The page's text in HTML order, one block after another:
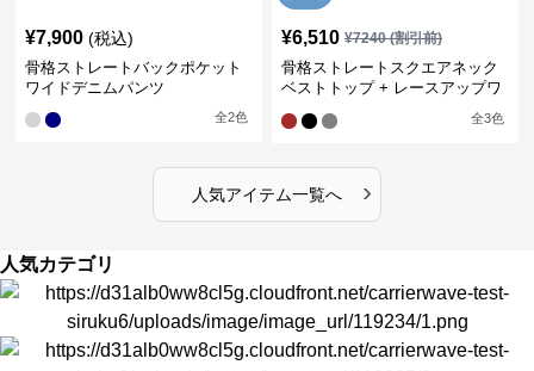
¥7,900 (税込)
骨格ストレートバックポケット
ワイドデニムパンツ
全2色
¥6,510 ¥7240(割引前)
骨格ストレートスクエアネック
ベストトップ + レースアップワ
イドレッグパンツセットアップ
全3色
人気アイテム一覧へ ›
人気カテゴリ